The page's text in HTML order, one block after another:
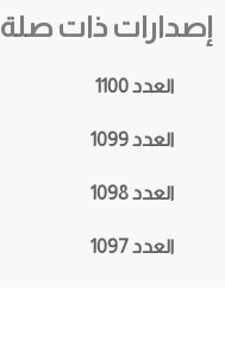
إصدارات ذات صلة
العدد 1100
العدد 1099
العدد 1098
العدد 1097